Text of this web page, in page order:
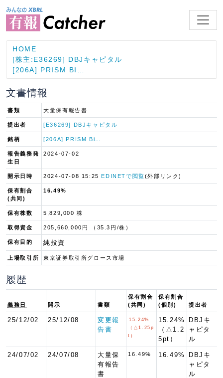
HOME
[株主:E36269] DBJキャピタル
[206A] PRISM BI…
文書情報
書類 大量保有報告書
提出者 [E36269] DBJキャピタル
銘柄 [206A] PRISM Bi…
報告義務発
生日
2024-07-02
開示日時 2024-07-08 15:25EDINETで閲覧(外部リンク)
保有割合
(共同)
16.49%
保有株数 5,829,000 株
取得資金 205,660,000円 （35.3円/株）
保有目的 純投資
上場取引所 東京証券取引所グロース市場
履歴
義務日 開示 書類
保有割合
(共同)
保有割合
(個別)
提出者
25/12/02 25/12/08
変更報
告書
15.24%
（△1.25p
t）
15.24%
（△1.2
5pt）
DBJキ
ャピタ
ル
24/07/02 24/07/08
大量保
有報告
書
16.49% 16.49%
DBJキ
ャピタ
ル